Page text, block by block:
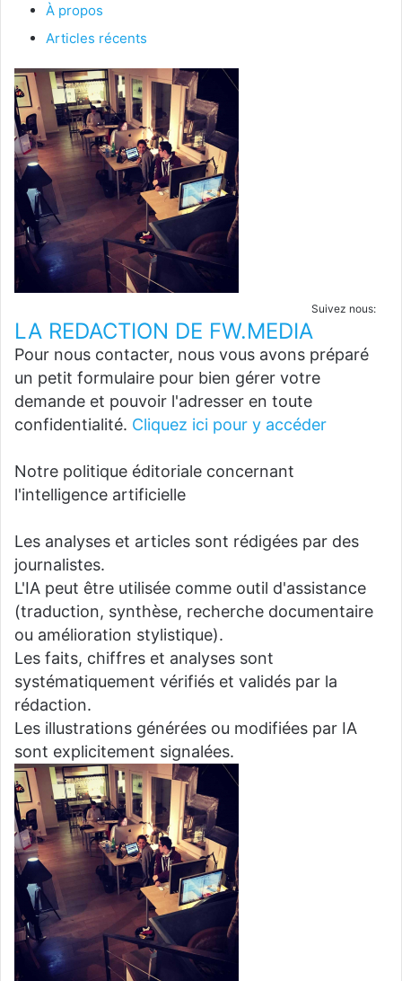
À propos
Articles récents
Suivez nous:
LA REDACTION DE FW.MEDIA
Pour nous contacter, nous vous avons préparé
un petit formulaire pour bien gérer votre
demande et pouvoir l'adresser en toute
confidentialité. Cliquez ici pour y accéder
Notre politique éditoriale concernant
l'intelligence artificielle
Les analyses et articles sont rédigées par des
journalistes.
L'IA peut être utilisée comme outil d'assistance
(traduction, synthèse, recherche documentaire
ou amélioration stylistique).
Les faits, chiffres et analyses sont
systématiquement vérifiés et validés par la
rédaction.
Les illustrations générées ou modifiées par IA
sont explicitement signalées.